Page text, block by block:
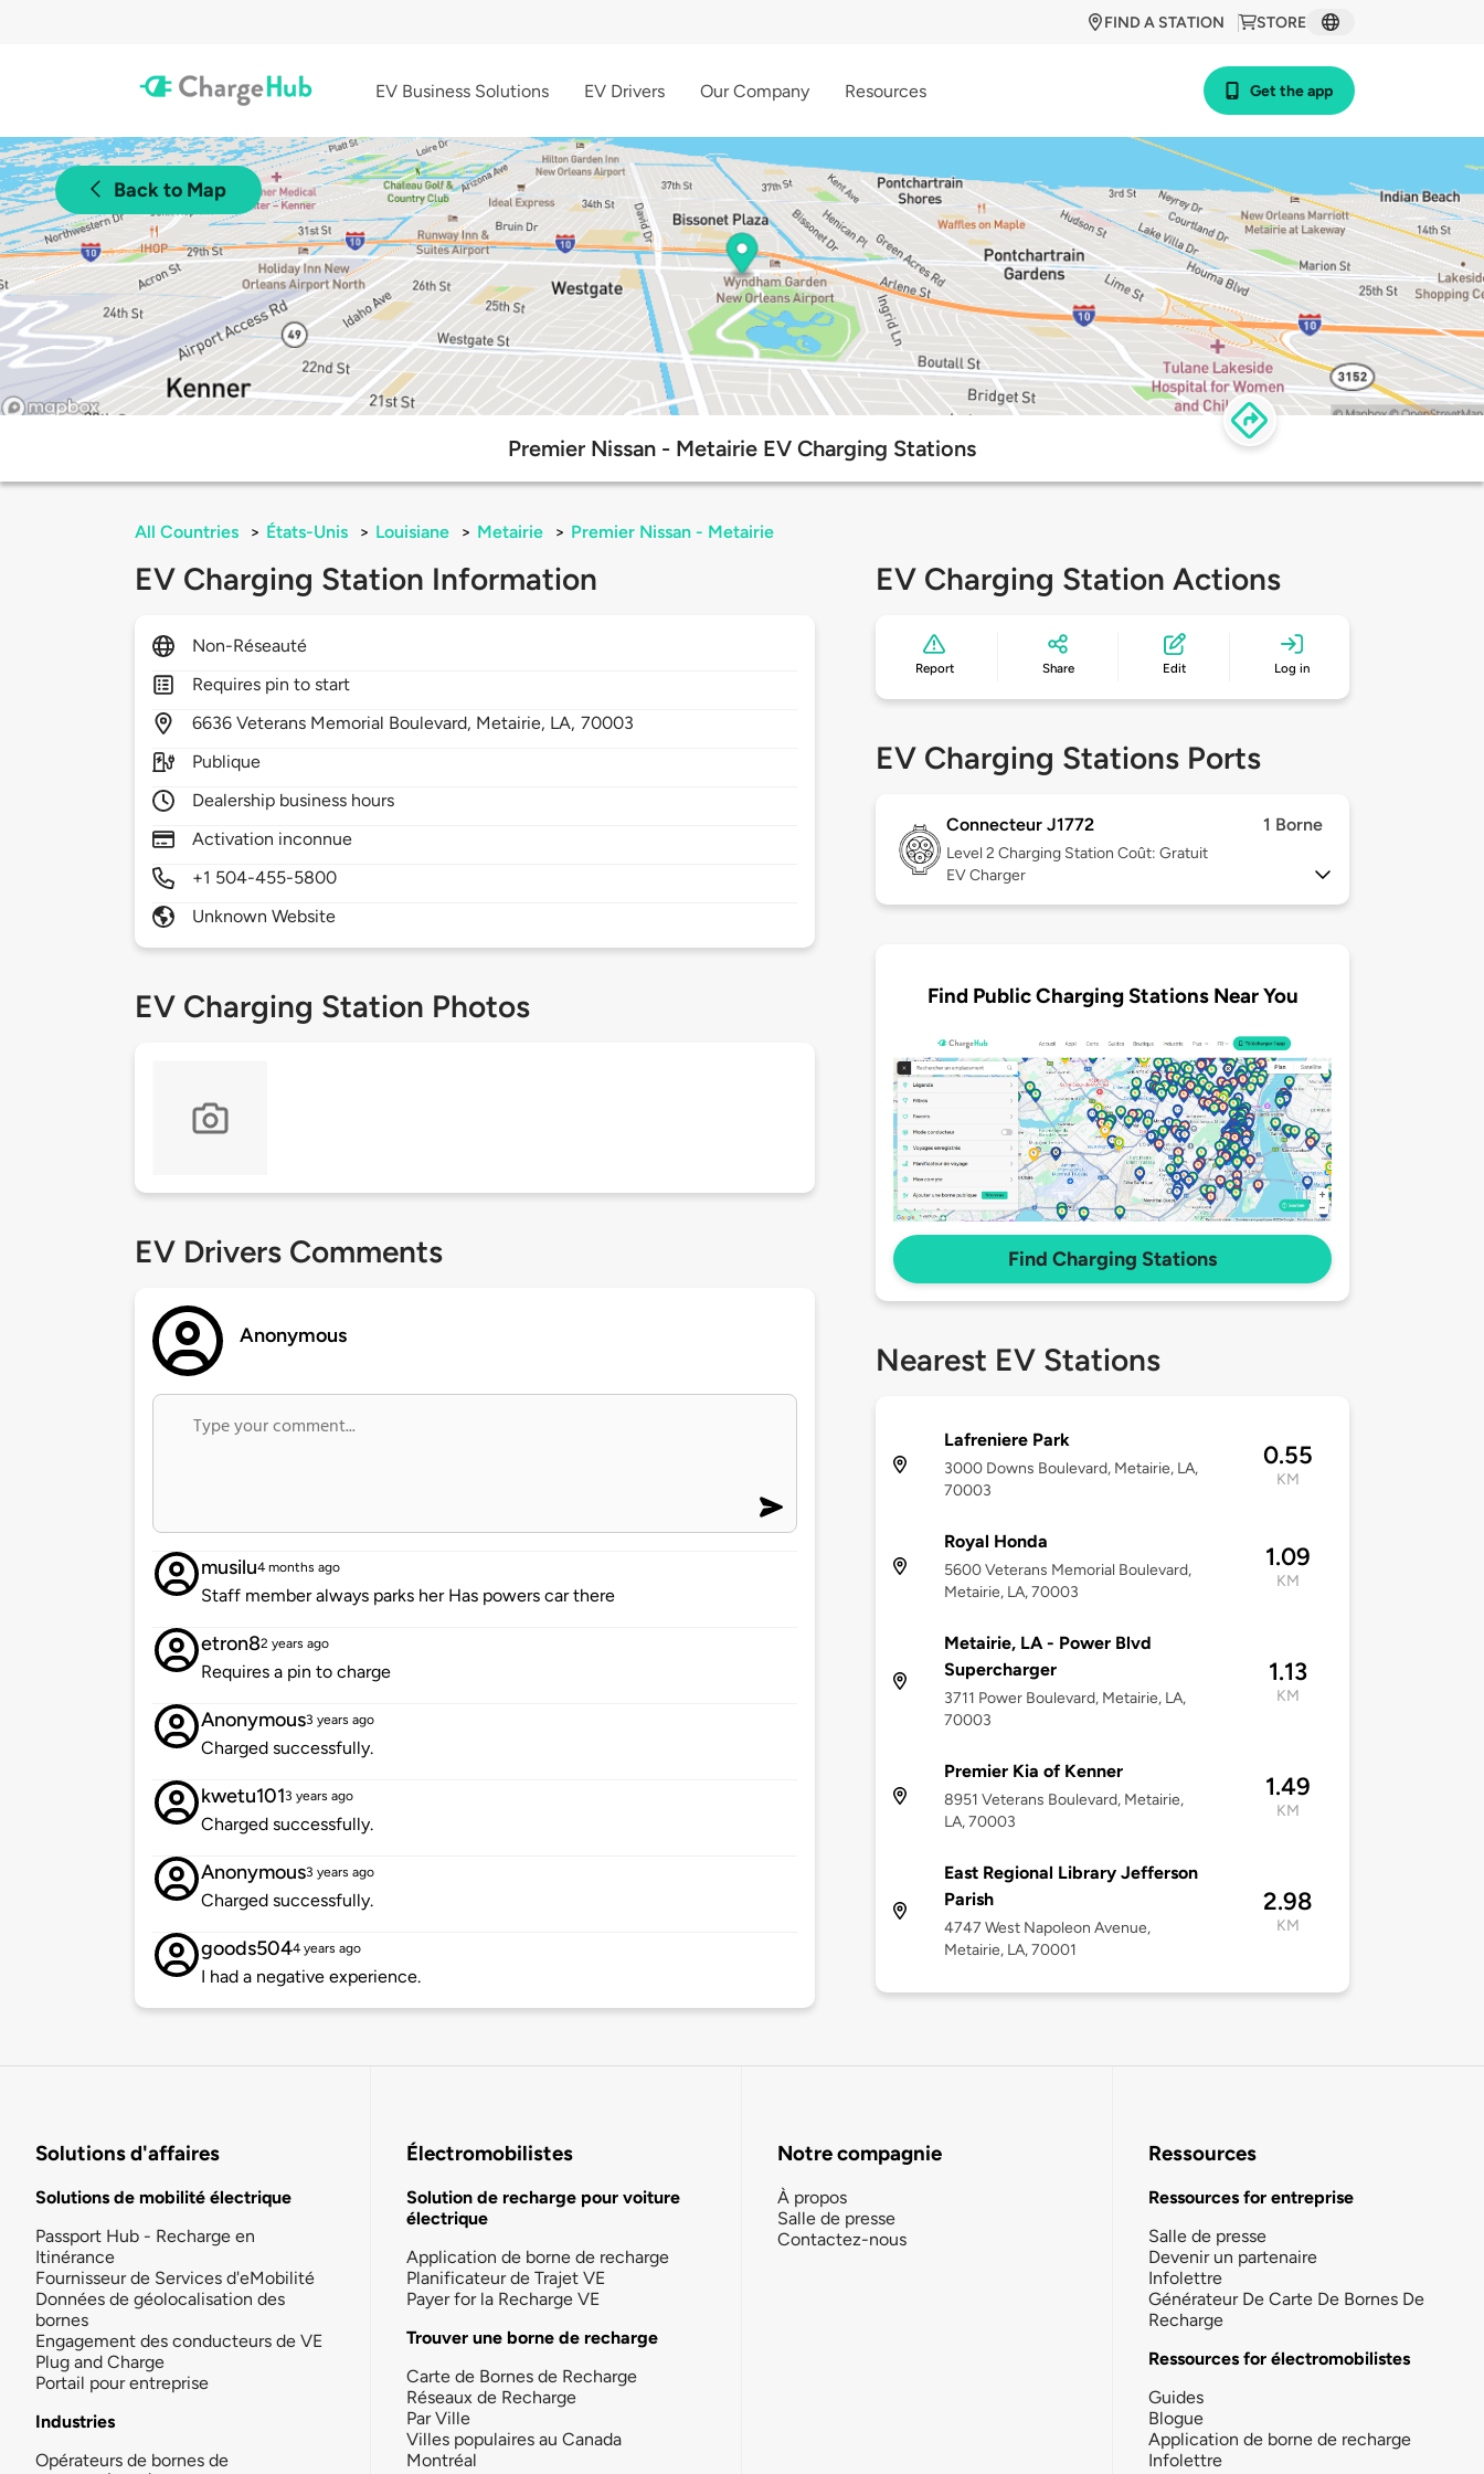
STORE
FIND A STATION
EV Business Solutions EV Drivers Our Company Resources Get the app
Back to Map
Premier Nissan - Metairie EV Charging Stations
All Countries > États-Unis > Louisiane > Metairie > Premier Nissan - Metairie
EV Charging Station Information
Non-Réseauté
Requires pin to start
6636Veterans Memorial Boulevard, Metairie, LA, 70003
Publique
Dealership business hours
Activation inconnue
+1 504-455-5800
Unknown Website
EV Charging Station Photos
EV Drivers Comments
Anonymous
musilu4 months ago
Staff member always parks her Has powers car there
etron82 years ago
Requires a pin to charge
Anonymous3 years ago
Charged successfully.
kwetu1013 years ago
Charged successfully.
Anonymous3 years ago
Charged successfully.
goods5044 years ago
I had a negative experience.
EV Charging Station Actions
Report Share Edit Log in
EV Charging Stations Ports
Connecteur J1772 1 Borne
Level 2 Charging Station Coût: Gratuit
EV Charger
Find Public Charging Stations Near You
Find Charging Stations
Nearest EV Stations
Lafreniere Park
3000 Downs Boulevard, Metairie, LA,
70003
0.55
KM
Royal Honda
5600 Veterans Memorial Boulevard,
Metairie, LA, 70003
1.09
KM
Metairie, LA - Power Blvd
Supercharger
3711 Power Boulevard, Metairie, LA,
70003
1.13
KM
Premier Kia of Kenner
8951 Veterans Boulevard, Metairie,
LA, 70003
1.49
KM
East Regional Library Jefferson
Parish
4747 West Napoleon Avenue,
Metairie, LA, 70001
2.98
KM
Solutions d'affaires
Solutions de mobilité électrique
Passport Hub - Recharge en
Itinérance
Fournisseur de Services d'eMobilité
Données de géolocalisation des
bornes
Engagement des conducteurs de VE
Plug and Charge
Portail pour entreprise
Industries
Opérateurs de bornes de
Électromobilistes
Solution de recharge pour voiture
électrique
Application de borne de recharge
Planificateur de Trajet VE
Payer for la Recharge VE
Trouver une borne de recharge
Carte de Bornes de Recharge
Réseaux de Recharge
Par Ville
Villes populaires au Canada
Montréal
Notre compagnie
À propos
Salle de presse
Contactez-nous
Ressources
Ressources for entreprise
Salle de presse
Devenir un partenaire
Infolettre
Générateur De Carte De Bornes De
Recharge
Ressources for électromobilistes
Guides
Blogue
Application de borne de recharge
Infolettre